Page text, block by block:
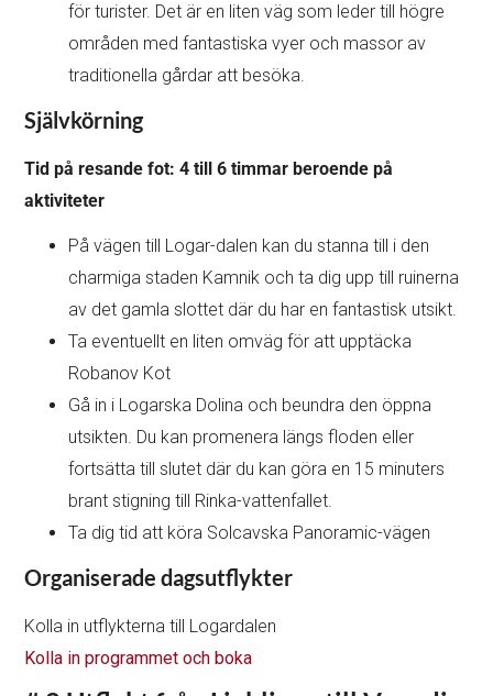
för turister. Det är en liten väg som leder till högre
områden med fantastiska vyer och massor av
traditionella gårdar att besöka.
Självkörning
Tid på resande fot: 4 till 6 timmar beroende på
aktiviteter
På vägen till Logar-dalen kan du stanna till i den
charmiga staden Kamnik och ta dig upp till ruinerna
av det gamla slottet där du har en fantastisk utsikt.
Ta eventuellt en liten omväg för att upptäcka
Robanov Kot
Gå in i Logarska Dolina och beundra den öppna
utsikten. Du kan promenera längs floden eller
fortsätta till slutet där du kan göra en 15 minuters
brant stigning till Rinka-vattenfallet.
Ta dig tid att köra Solcavska Panoramic-vägen
Organiserade dagsutflykter
Kolla in utflykterna till Logardalen
Kolla in programmet och boka